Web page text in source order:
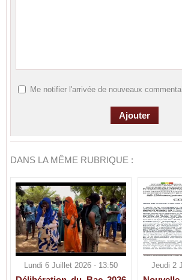
Me notifier l'arrivée de nouveaux
DANS LA MÊME RUBRIQUE :
Lundi 6 Juillet 2026 - 13:50 Jeudi 2